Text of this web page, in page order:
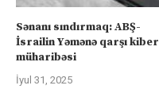
Sənanı sındırmaq: ABŞ-
İsrailin Yəmənə qarşı kiber
müharibəsi
İyul 31, 2025